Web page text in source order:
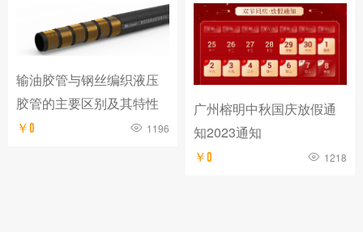
输油胶管与钢丝编织液压
胶管的主要区别及其特性
￥0 1196
广州榕明中秋国庆放假通
知2023通知
￥0 1218